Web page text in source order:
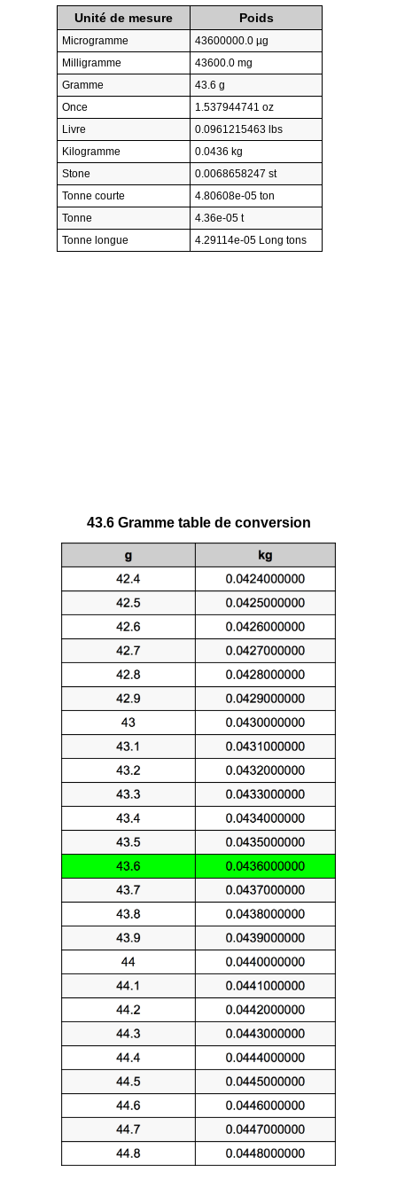
Unité de mesure Poids
Microgramme
43600000.0 µg
Milligramme
43600.0 mg
Gramme
43.6 g
Once
1.537944741 oz
Livre
0.0961215463 lbs
Kilogramme
0.0436 kg
Stone
0.0068658247 st
Tonne courte
4.80608e-05 ton
Tonne
4.36e-05 t
Tonne longue
4.29114e-05 Long tons
43.6 Gramme table de conversion